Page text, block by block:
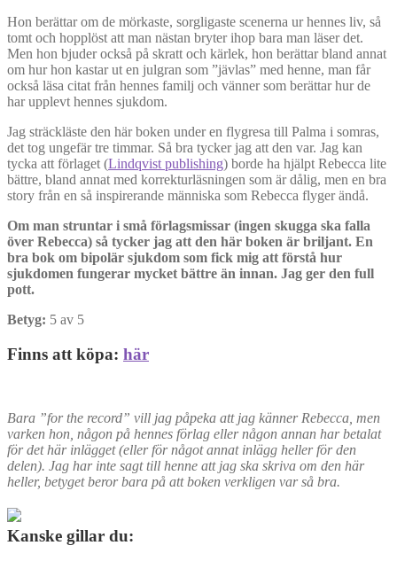
Hon berättar om de mörkaste, sorgligaste scenerna ur hennes liv, så
tomt och hopplöst att man nästan bryter ihop bara man läser det.
Men hon bjuder också på skratt och kärlek, hon berättar bland annat
om hur hon kastar ut en julgran som ”jävlas” med henne, man får
också läsa citat från hennes familj och vänner som berättar hur de
har upplevt hennes sjukdom.
Jag sträckläste den här boken under en flygresa till Palma i somras,
det tog ungefär tre timmar. Så bra tycker jag att den var. Jag kan
tycka att förlaget (Lindqvist publishing) borde ha hjälpt Rebecca lite
bättre, bland annat med korrekturläsningen som är dålig, men en bra
story från en så inspirerande människa som Rebecca flyger ändå.
Om man struntar i små förlagsmissar (ingen skugga ska falla
över Rebecca) så tycker jag att den här boken är briljant. En
bra bok om bipolär sjukdom som fick mig att förstå hur
sjukdomen fungerar mycket bättre än innan. Jag ger den full
pott.
Betyg: 5 av 5
Finns att köpa: här
Bara ”for the record” vill jag påpeka att jag känner Rebecca, men
varken hon, någon på hennes förlag eller någon annan har betalat
för det här inlägget (eller för något annat inlägg heller för den
delen). Jag har inte sagt till henne att jag ska skriva om den här
heller, betyget beror bara på att boken verkligen var så bra.
Kanske gillar du: